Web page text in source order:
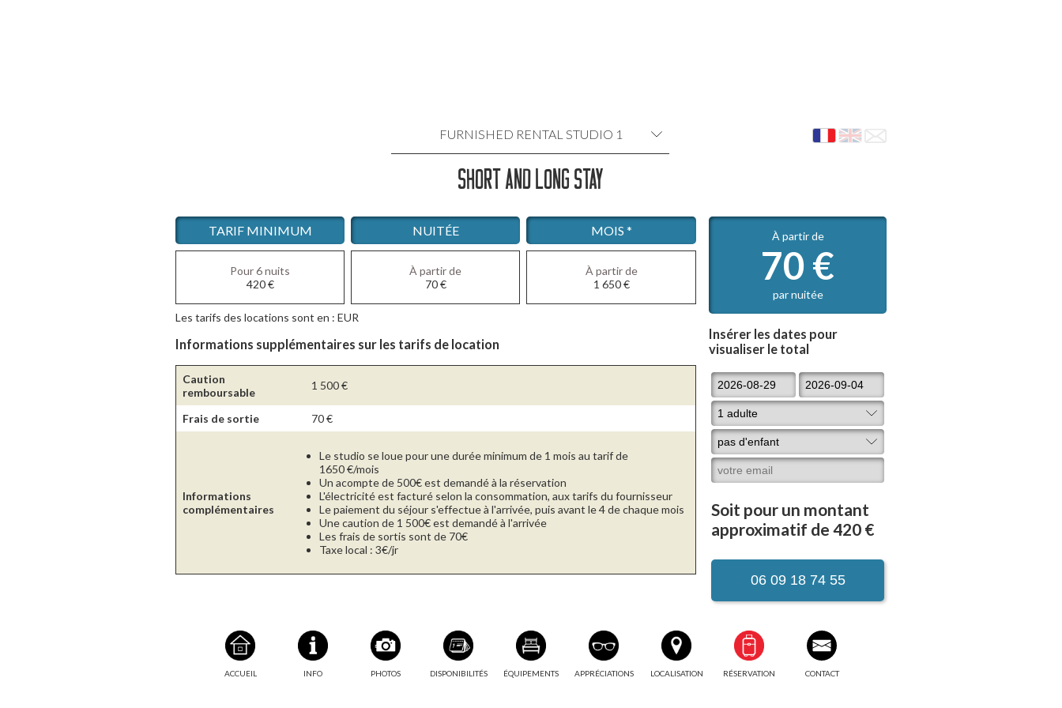
FURNISHED RENTAL STUDIO 1
LOCATION MEUBLÉE 3 PIÈCES 1
LOCATION MEUBLÉE 3 PIÈCES 3
LOCATION MEUBLÉE 2 PIÈCES
SHORT AND LONG STAY
TARIF MINIMUM NUITÉE MOIS *
Pour 6 nuits
420 €
À partir de
70 €
À partir de
1 650 €
Les tarifs des locations sont en : EUR
Informations supplémentaires sur les tarifs de location
Caution
remboursable
1 500€
Frais de sortie 70€
Informations
complémentaires
Le studio se loue pour une durée minimum de 1 mois au tarif de
1650 €/mois
Un acompte de 500€ est demandé à la réservation
L'électricité est facturé selon la consommation, aux tarifs du fournisseur
Le paiement du séjour s'effectue à l'arrivée, puis avant le 4 de chaque mois
Une caution de 1 500€ est demandé à l'arrivée
Les frais de sortis sont de 70€
Taxe local : 3€/jr
À partir de
70€
par nuitée
Insérer les dates pour
visualiser le total
Soit pour un montant
approximatif de 420 €
06 09 18 74 55
ACCUEIL INFO PHOTOS DISPONIBILITÉS ÉQUIPEMENTS APPRÉCIATIONS LOCALISATION RÉSERVATION CONTACT